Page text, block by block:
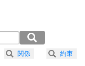
優しさで表現する。
関係 約束